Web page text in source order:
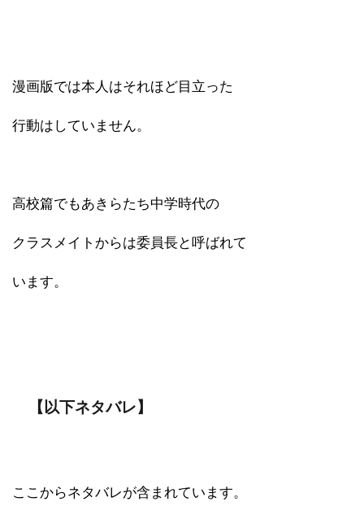
漫画版では本人はそれほど目立った
行動はしていません。
高校篇でもあきらたち中学時代の
クラスメイトからは委員長と呼ばれて
います。
【以下ネタバレ】
ここからネタバレが含まれています。